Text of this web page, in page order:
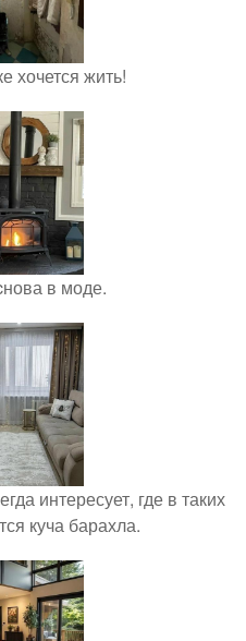
хочется жить!
в моде.
интересует, где в таких
куча барахла.